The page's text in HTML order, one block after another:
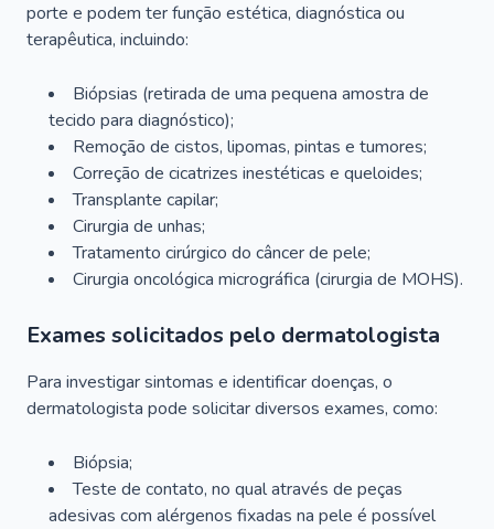
porte e podem ter função estética, diagnóstica ou
terapêutica, incluindo:
Biópsias (retirada de uma pequena amostra de
tecido para diagnóstico);
Remoção de cistos, lipomas, pintas e tumores;
Correção de cicatrizes inestéticas e queloides;
Transplante capilar;
Cirurgia de unhas;
Tratamento cirúrgico do câncer de pele;
Cirurgia oncológica micrográfica (cirurgia de MOHS).
Exames solicitados pelo dermatologista
Para investigar sintomas e identificar doenças, o
dermatologista pode solicitar diversos exames, como:
Biópsia;
Teste de contato, no qual através de peças
adesivas com alérgenos fixadas na pele é possível